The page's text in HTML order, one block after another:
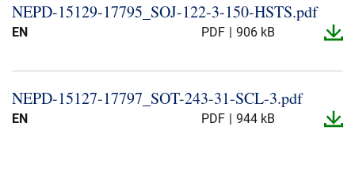
NEPD-​15129-​17795_​SOJ-​122-​3-​150-​HSTS.​pdf
EN PDF 906 kB
NEPD-​15127-​17797_​SOT-​243-​31-​SCL-​3.​pdf
EN PDF 944 kB